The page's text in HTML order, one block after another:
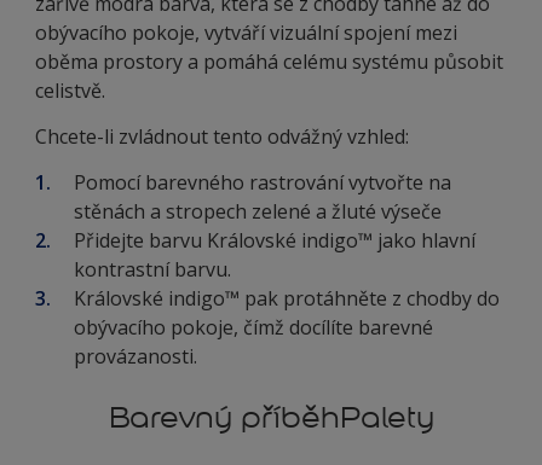
obývacího pokoje, vytváří vizuální spojení mezi
oběma prostory a pomáhá celému systému působit
celistvě.
Chcete-li zvládnout tento odvážný vzhled:
Pomocí barevného rastrování vytvořte na
stěnách a stropech zelené a žluté výseče
Přidejte barvu Královské indigo™ jako hlavní
kontrastní barvu.
Královské indigo™ pak protáhněte z chodby do
obývacího pokoje, čímž docílíte barevné
provázanosti.
Barevný příběhPalety